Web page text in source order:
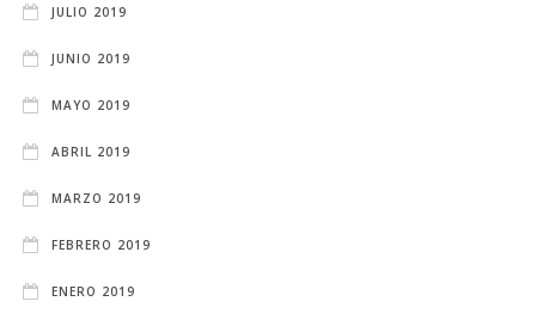
JULIO 2019
JUNIO 2019
MAYO 2019
ABRIL 2019
MARZO 2019
FEBRERO 2019
ENERO 2019